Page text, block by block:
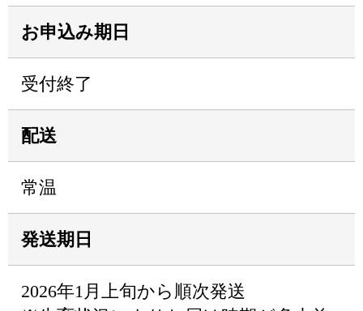
お申込み期日
受付終了
配送
常温
発送期日
2026年1月上旬から順次発送